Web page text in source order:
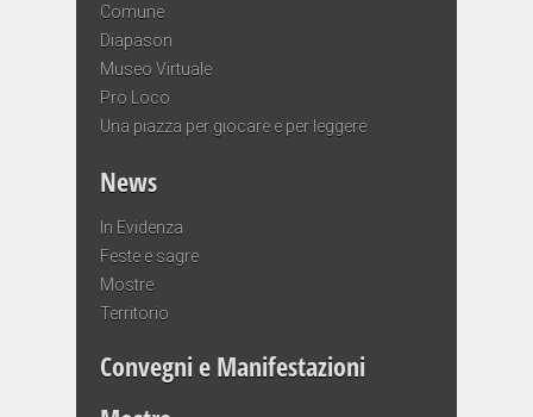
Comune
Diapason
Museo Virtuale
Pro Loco
Una piazza per giocare e per leggere
News
In Evidenza
Feste e sagre
Mostre
Territorio
Convegni e Manifestazioni